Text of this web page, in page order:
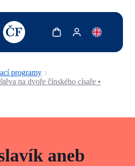
TODO: Add description for reader
Zobrazit košíkZobrazit můj účet
programy
na dvoře čínského císaře •
aneb